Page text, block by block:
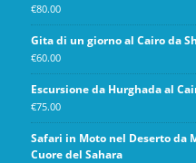
€80.00
Gita di un giorno al Cairo da
€60.00
Escursione da Hurghada al
€75.00
Safari in Moto nel Deserto da
Cuore del Sahara